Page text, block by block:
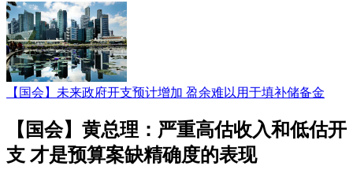
【国会】未来政府开支预计增加 盈余难以用于填补储备金
【国会】黄总理：严重高估收入和低估开
支 才是预算案缺精确度的表现